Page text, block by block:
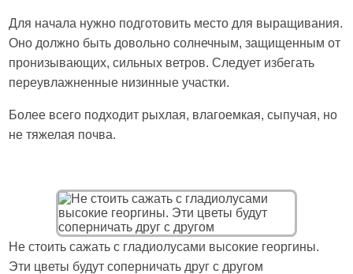
Для начала нужно подготовить место для выращивания.
Оно должно быть довольно солнечным, защищенным от
пронизывающих, сильных ветров. Следует избегать
переувлажненные низинные участки.
Более всего подходит рыхлая, влагоемкая, сыпучая, но
не тяжелая почва.
Не стоить сажать с гладиолусами высокие георгины.
Эти цветы будут соперничать друг с другом